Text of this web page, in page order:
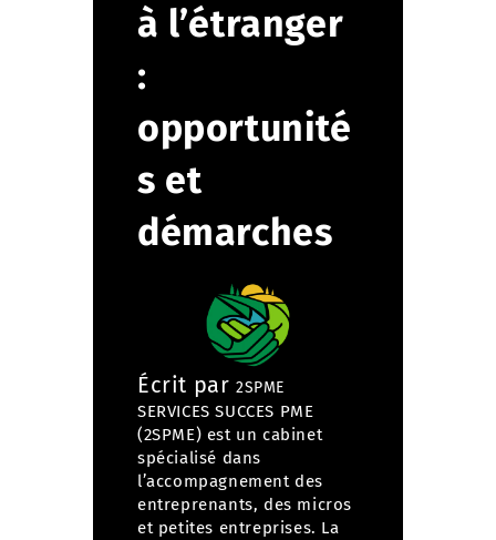
à l’étranger
:
opportunité
s et
démarches
Écrit par 2SPME
SERVICES SUCCES PME
(2SPME) est un cabinet
spécialisé dans
l’accompagnement des
entreprenants, des micros
et petites entreprises. La